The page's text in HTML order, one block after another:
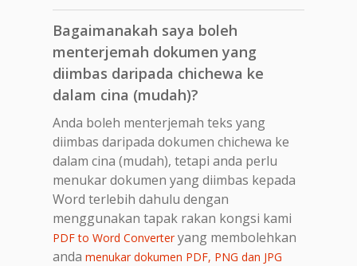
Bagaimanakah saya boleh
menterjemah dokumen yang
diimbas daripada chichewa ke
dalam cina (mudah)?
Anda boleh menterjemah teks yang
diimbas daripada dokumen chichewa ke
dalam cina (mudah), tetapi anda perlu
menukar dokumen yang diimbas kepada
Word terlebih dahulu dengan
menggunakan tapak rakan kongsi kami
PDF to Word Converteryang membolehkan
anda menukar dokumen PDF, PNG dan JPG